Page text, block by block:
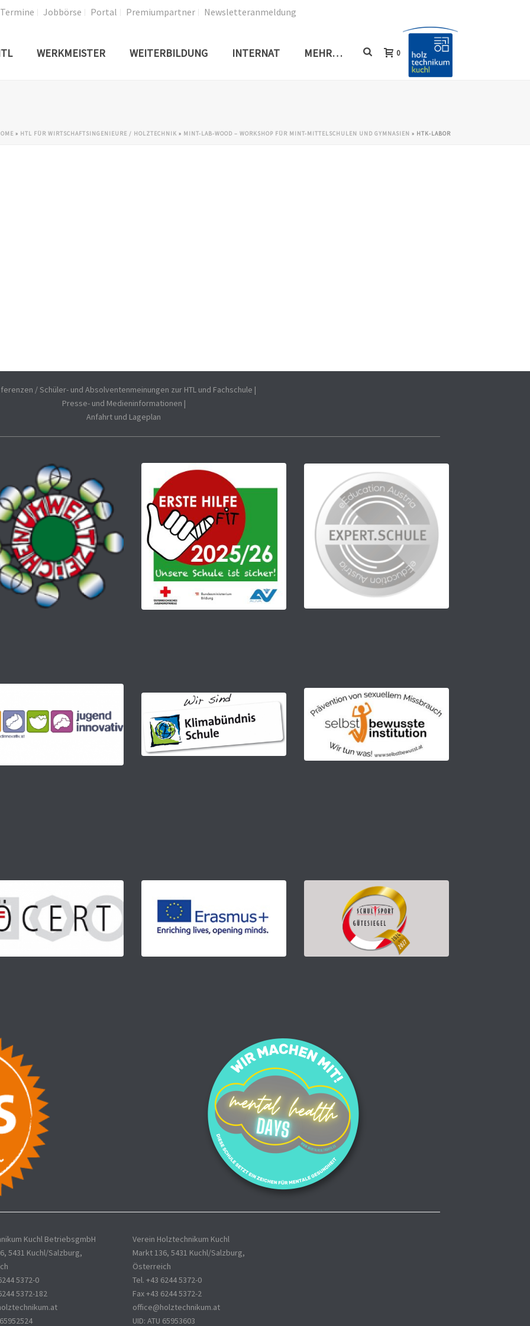
Termine Jobbörse Portal Premiumpartner Newsletteranmeldung
WERKMEISTER WEITERBILDUNG INTERNAT MEHR… 0
» HTL FÜR WIRTSCHAFTSINGENIEURE / HOLZTECHNIK » MINT-LAB-WOOD – WORKSHOP FÜR MINT-MITTELSCHULEN UND GYMNASIEN » HTK-LABOR
/ Schüler- und Absolventenmeinungen zur HTL und Fachschule |
Presse- und Medieninformationen |
Anfahrt und Lageplan
Kuchl BetriebsgmbH
5431 Kuchl/Salzburg,
5372-0
5372-182
Verein Holztechnikum Kuchl
Markt 136, 5431 Kuchl/Salzburg,
Österreich
Tel. +43 6244 5372-0
Fax +43 6244 5372-2
office@holztechnikum.at
UID: ATU 65953603